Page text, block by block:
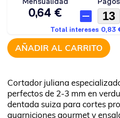
AÑADIR AL CARRITO
Cortador juliana
perfectos de 2-3 mm en
dentada suiza para cortes
guarniciones gourmet y